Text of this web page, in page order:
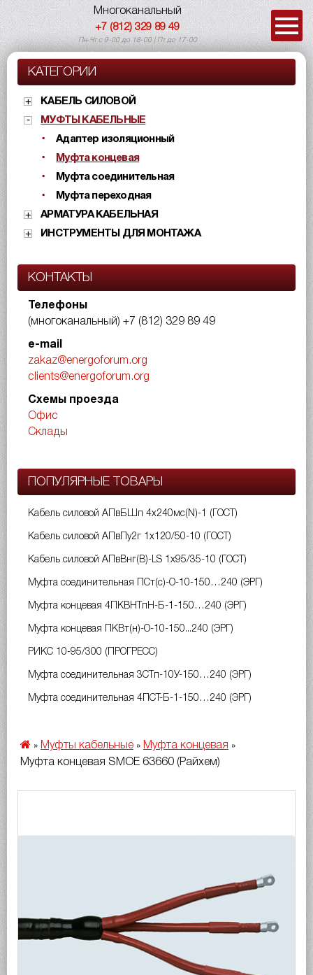
Многоканальный
+7 (812) 329 89 49
Пн-Чт с 9-00 до 18-00 | Пт до 17-00
КАТЕГОРИИ
КАБЕЛЬ СИЛОВОЙ
МУФТЫ КАБЕЛЬНЫЕ
Адаптер изоляционный
Муфта концевая
Муфта соединительная
Муфта переходная
АРМАТУРА КАБЕЛЬНАЯ
ИНСТРУМЕНТЫ ДЛЯ МОНТАЖА
КОНТАКТЫ
Телефоны
(многоканальный) +7 (812) 329 89 49
e-mail
zakaz@energoforum.org
clients@energoforum.org
Схемы проезда
Офис
Склады
ПОПУЛЯРНЫЕ ТОВАРЫ
Кабель силовой АПвБШп 4х240мс(N)-1 (ГОСТ)
Кабель силовой АПвПу2г 1х120/50-10 (ГОСТ)
Кабель силовой АПвВнг(B)-LS 1х95/35-10 (ГОСТ)
Муфта соединительная ПСт(с)-О-10-150…240 (ЭРГ)
Муфта концевая 4ПКВНТпН-Б-1-150…240 (ЭРГ)
Муфта концевая ПКВт(н)-О-10-150...240 (ЭРГ)
РИКС 10-95/300 (ПРОГРЕСС)
Муфта соединительная 3СТп-10У-150…240 (ЭРГ)
Муфта соединительная 4ПСТ-Б-1-150…240 (ЭРГ)
» Муфты кабельные » Муфта концевая »
Муфта концевая SMOE 63660 (Райхем)